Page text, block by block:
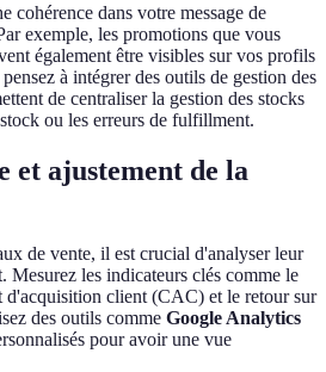
cohérence dans votre message de
exemple, les promotions que vous
également être visibles sur vos profils
à intégrer des outils de gestion des
de centraliser la gestion des stocks
ou les erreurs de fulfillment.
et ajustement de la
de vente, il est crucial d'analyser leur
Mesurez les indicateurs clés comme le
d'acquisition client (CAC) et le retour sur
des outils comme Google Analytics
pour avoir une vue